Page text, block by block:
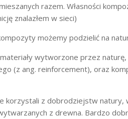
razem. Własności
znalazłem w sieci)
możemy podzielić na
wytworzone przez
(z ang. reinforcement), oraz
korzystali z dobrodziejstw natury,
z drewna. Bardzo